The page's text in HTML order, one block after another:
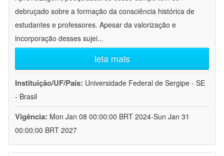
debruçado sobre a formação da consciência histórica de
estudantes e professores. Apesar da valorização e
incorporação desses sujei...
leia mais
Instituição/UF/País: Universidade Federal de Sergipe - SE
- Brasil
Vigência: Mon Jan 08 00:00:00 BRT 2024-Sun Jan 31
00:00:00 BRT 2027